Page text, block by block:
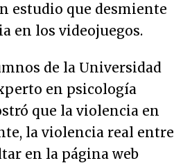
estudio que desmiente
en los videojuegos.
de la Universidad
en psicología
que la violencia en
la violencia real entre
en la página web